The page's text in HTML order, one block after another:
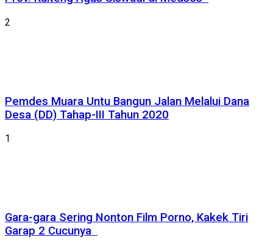
2
Pemdes Muara Untu Bangun Jalan Melalui Dana
Desa (DD) Tahap-III Tahun 2020
1
Gara-gara Sering Nonton Film Porno, Kakek Tiri
Garap 2 Cucunya